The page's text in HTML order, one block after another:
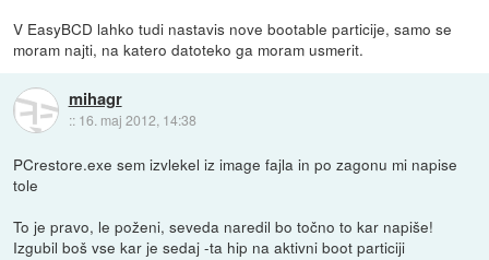
V EasyBCD lahko tudi nastavis nove bootable particije, samo se
moram najti, na katero datoteko ga moram usmerit.
mihagr
:: 16. maj 2012, 14:38
PCrestore.exe sem izvlekel iz image fajla in po zagonu mi napise
tole
To je pravo, le poženi, seveda naredil bo točno to kar napiše!
Izgubil boš vse kar je sedaj -ta hip na aktivni boot particiji